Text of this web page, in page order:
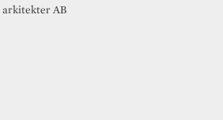
arkitekter AB